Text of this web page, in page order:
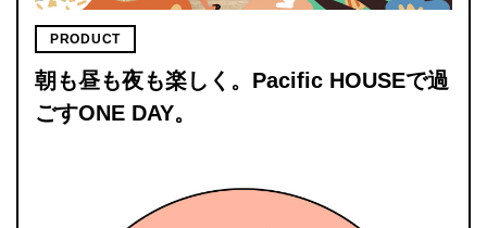
PRODUCT
朝も昼も夜も楽しく。Pacific HOUSEで過
ごすONE DAY。